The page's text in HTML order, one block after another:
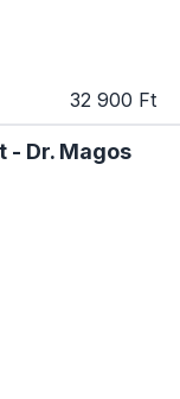
32 900 Ft
- Dr. Magos